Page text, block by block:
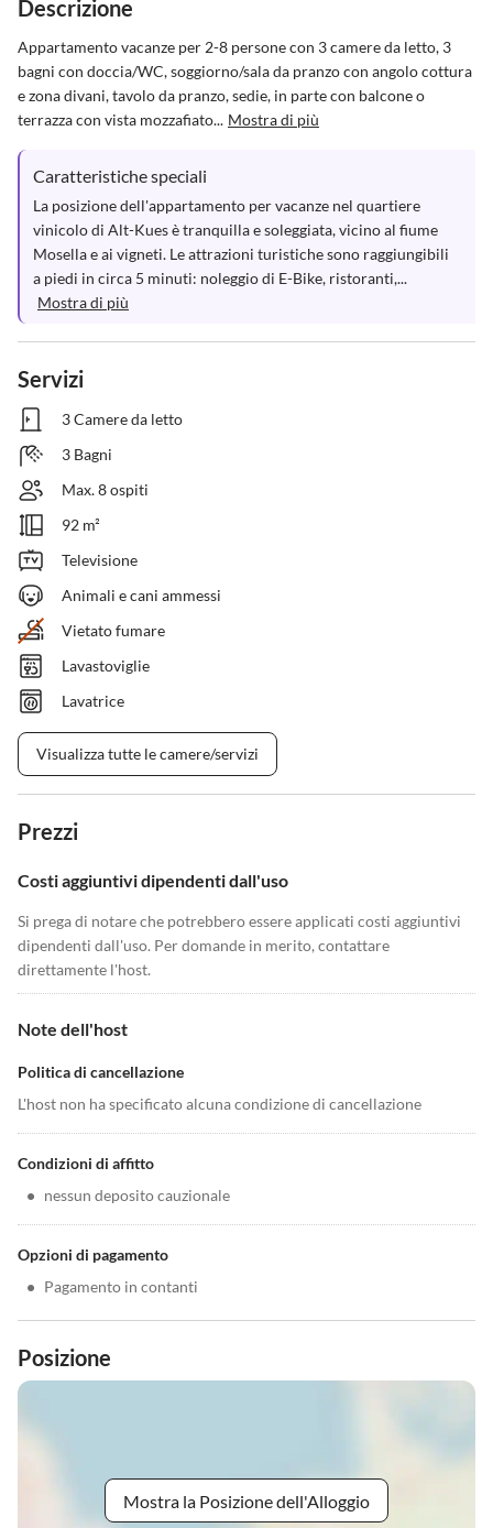
Descrizione
Appartamento vacanze per 2-8 persone con 3 camere da letto, 3
bagni con doccia/WC, soggiorno/sala da pranzo con angolo cottura
e zona divani, tavolo da pranzo, sedie, in parte con balcone o
terrazza con vista mozzafiato... Mostra di più
Caratteristiche speciali
La posizione dell'appartamento per vacanze nel quartiere
vinicolo di Alt-Kues è tranquilla e soleggiata, vicino al fiume
Mosella e ai vigneti. Le attrazioni turistiche sono raggiungibili
a piedi in circa 5 minuti: noleggio di E-Bike, ristoranti,...
Mostra di più
Servizi
3 Camere da letto
3 Bagni
Max. 8 ospiti
92 m²
Televisione
Animali e cani ammessi
Vietato fumare
Lavastoviglie
Lavatrice
Visualizza tutte le camere/servizi
Prezzi
Costi aggiuntivi dipendenti dall'uso
Si prega di notare che potrebbero essere applicati costi aggiuntivi
dipendenti dall'uso. Per domande in merito, contattare
direttamente l'host.
Note dell'host
Politica di cancellazione
L'host non ha specificato alcuna condizione di cancellazione
Condizioni di affitto
• nessun deposito cauzionale
Opzioni di pagamento
• Pagamento in contanti
Posizione
Mostra la Posizione dell'Alloggio